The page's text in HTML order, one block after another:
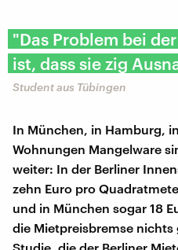
"Das Problem bei
ist, dass sie zig
Student aus Tübingen
In München, in Hamburg,
Wohnungen Mangelware
weiter: In der Berliner
zehn Euro pro
und in München sogar 18
die Mietpreisbremse nichts